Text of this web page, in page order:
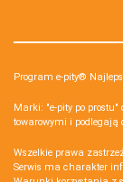
Program e-pity®
Marki: "e-pity po
towarowymi i podlegają
Wszelkie prawa
Serwis ma charakter